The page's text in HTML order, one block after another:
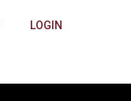
LOGIN